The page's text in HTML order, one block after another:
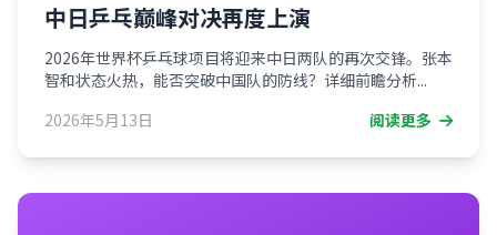
中日乒乓巅峰对决再度上演
2026年世界杯乒乓球项目将迎来中日两队的再次交锋。张本
智和状态火热，能否突破中国队的防线？详细前瞻分析...
2026年5月13日
阅读更多